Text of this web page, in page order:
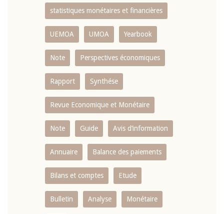
statistiques monétaires et financières
UEMOA UMOA Yearbook
Note Perspectives économiques
Rapport Synthése
Revue Economique et Monétaire
Note Guide Avis d’information
Annuaire Balance des paiements
Bilans et comptes Etude
Bulletin Analyse Monétaire